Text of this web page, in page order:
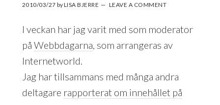
2010/03/27 byLISA BJERRE LEAVE A COMMENT
I veckan har jag varit med som moderator
på Webbdagarna , som arrangeras av
Internetworld.
Jag har tillsammans med många andra
deltagare rapporterat om innehållet på